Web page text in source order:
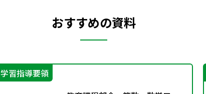
おすすめの資料
学習指導要領